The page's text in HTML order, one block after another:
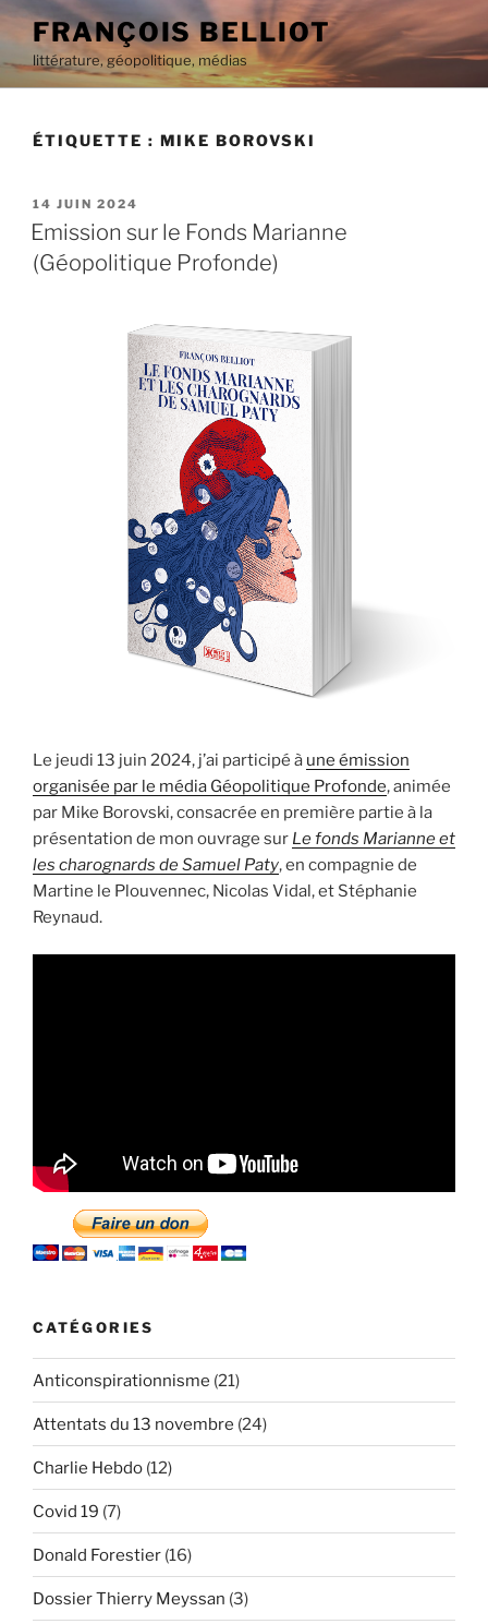
Aller
contenu
principal
FRANÇOIS BELLIOT
littérature, géopolitique, médias
ÉTIQUETTE : MIKE BOROVSKI
PUBLIÉ
LE
14 JUIN 2024
Emission sur le Fonds Marianne
(Géopolitique Profonde)
Le jeudi 13 juin 2024, j’ai participé à une émission
organisée par le média Géopolitique Profonde, animée
par Mike Borovski, consacrée en première partie à la
présentation de mon ouvrage sur Le fonds Marianne et
les charognards de Samuel Paty, en compagnie de
Martine le Plouvennec, Nicolas Vidal, et Stéphanie
Reynaud.
CATÉGORIES
Anticonspirationnisme (21)
Attentats du 13 novembre (24)
Charlie Hebdo (12)
Covid 19 (7)
Donald Forestier (16)
Dossier Thierry Meyssan (3)